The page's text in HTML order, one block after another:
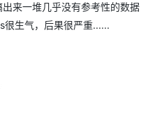
来一堆几乎没有参考性的数据
很生气，后果很严重......